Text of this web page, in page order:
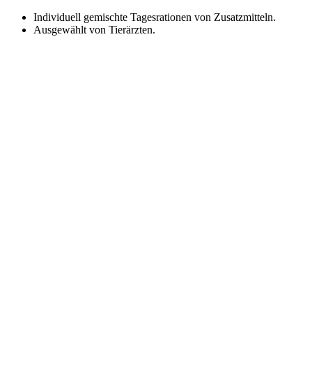
Zum
Inhalt
Individuell gemischte Tagesrationen von Zusatzmitteln.
Ausgewählt von Tierärzten.